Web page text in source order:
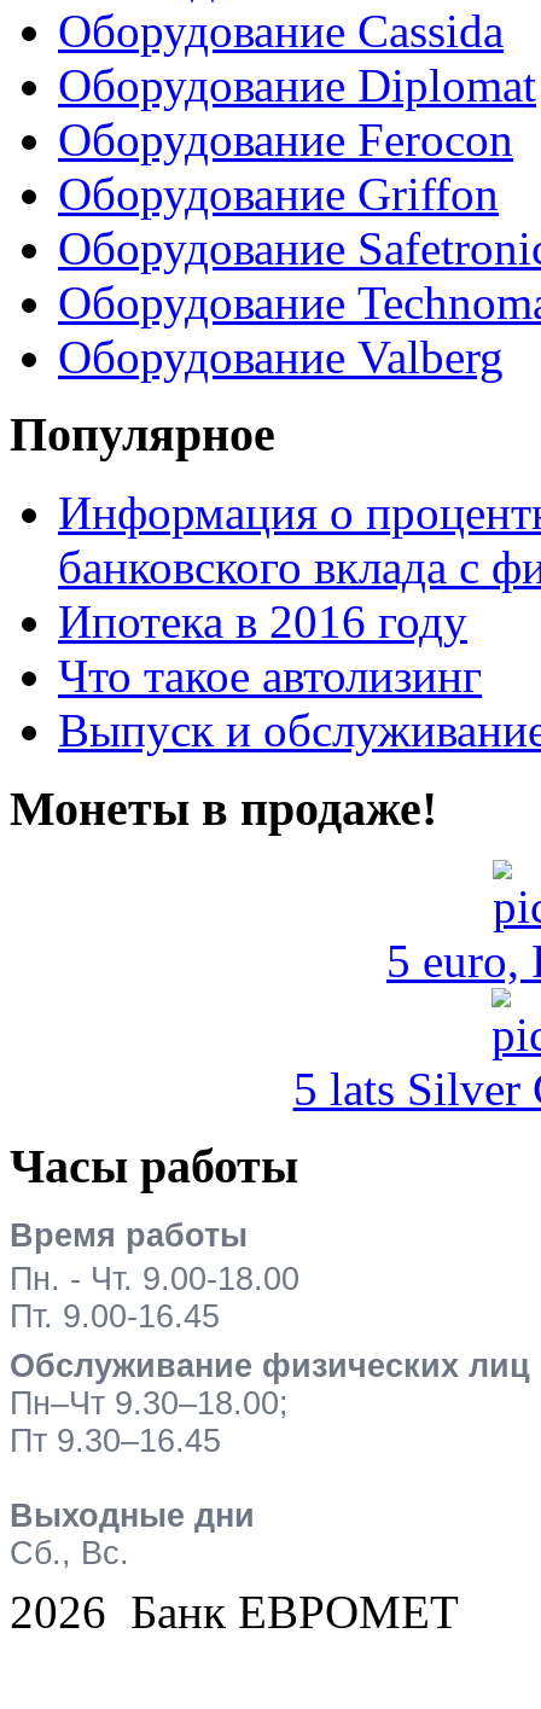
Оборудование Cassida
Оборудование Diplomat
Оборудование Ferocon
Оборудование Griffon
Оборудование
Оборудование
Оборудование Valberg
Популярное
Информация о
банковского вклада с
Ипотека в 2016 году
Что такое автолизинг
Выпуск и
Монеты в продаже!
5 euro,
5 lats Silver
Часы работы
Время работы
Пн. - Чт. 9.00-18.00
Пт. 9.00-16.45
Обслуживание физических лиц
Пн–Чт 9.30–18.00;
Пт 9.30–16.45
Выходные дни
Сб., Вс.
2026 Банк ЕВРОМЕТ